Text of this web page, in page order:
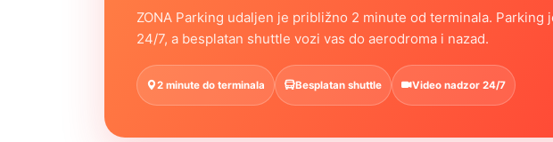
ZONA Parking udaljen je približno 2 minute od terminala. Parking
24/7, a besplatan shuttle vozi vas do aerodroma i nazad.
2 minute do terminala Besplatan shuttle Video nadzor 24/7